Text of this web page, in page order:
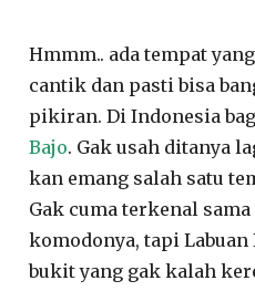
Hmmm.. ada tempat
cantik dan pasti bisa
pikiran. Di Indonesia
Bajo. Gak usah ditanya
kan emang salah satu
Gak cuma terkenal
komodonya, tapi
bukit yang gak kalah